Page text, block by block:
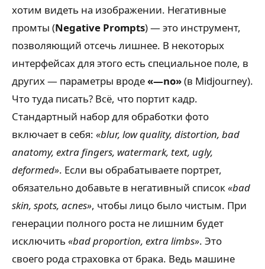
хотим видеть на изображении. Негативные
промты (Negative Prompts) — это инструмент,
позволяющий отсечь лишнее. В некоторых
интерфейсах для этого есть специальное поле, в
других — параметры вроде«—no»(в Midjourney).
Что туда писать? Всё, что портит кадр.
Стандартный набор для обработки фото
включает в себя: «blur, low quality, distortion, bad
anatomy, extra fingers, watermark, text, ugly,
deformed». Если вы обрабатываете портрет,
обязательно добавьте в негативный список«bad
skin, spots, acnes», чтобы лицо было чистым. При
генерации полного роста не лишним будет
исключить «bad proportion, extra limbs». Это
своего рода страховка от брака. Ведь машине